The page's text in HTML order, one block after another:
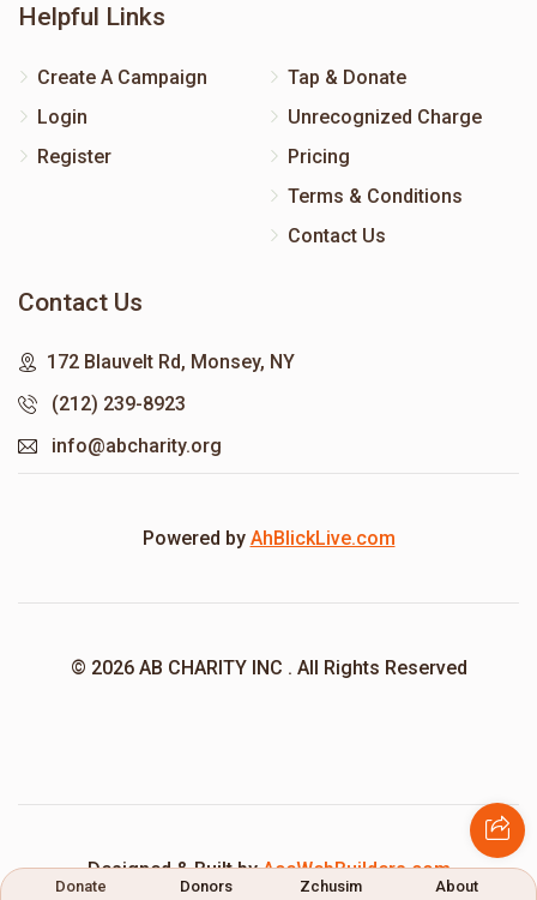
Helpful Links
Create A Campaign
Login
Register
Tap & Donate
Unrecognized Charge
Pricing
Terms & Conditions
Contact Us
Contact Us
172 Blauvelt Rd, Monsey, NY
(212) 239-8923
info@abcharity.org
Powered by AhBlickLive.com
© 2026 AB CHARITY INC . All Rights Reserved
Designed & Built byAceWebBuilders.com
Donate Donors Zchusim About